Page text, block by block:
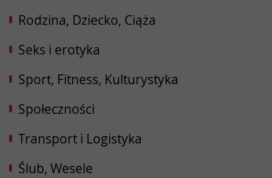
Rodzina, Dziecko, Ciąża
Seks i erotyka
Sport, Fitness, Kulturystyka
Społeczności
Transport i Logistyka
Ślub, Wesele